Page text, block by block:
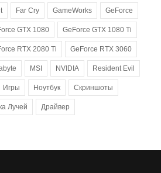
Far Cry GameWorks GeForce
GTX 1080 GeForce GTX 1080 Ti
RTX 2080 Ti GeForce RTX 3060
MSI NVIDIA Resident Evil
Игры Ноутбук Скриншоты
Лучей Драйвер